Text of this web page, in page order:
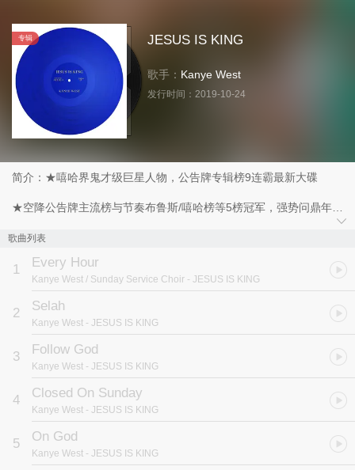
专辑 JESUS IS KING
歌手： Kanye West
发行时间： 2019-10-24
简介：★嘻哈界鬼才级巨星人物，公告牌专辑榜9连霸最新大碟
★空降公告牌主流榜与节奏布鲁斯/嘻哈榜等5榜冠军，强势问鼎年度
力作
人思维的音乐逻辑，创作出众多嘻哈乐界划时代的革命性作品，屡屡
打破音乐框架，将各式各样的不同种类乐风融入到自己的歌曲中，淬
炼出全新的样貌，也缔造了令人讚叹的成绩。等待了2年，Kanye
West交出全新专辑，也再次挑战了新的领域。
本名Kanye Omari West的Kanye，现年42岁，在经历8张专辑的洗礼
后，Kanye West创下连续7张专辑空降公告牌冠军的丰功伟业，同时
他生涯中的3张专辑被选入滚石杂志“史上最佳500大专辑”中，总计他
的生涯卖出超过1亿2000万张专辑和单曲；更令人惊讶的是，Kanye
West拥有高达21座格莱美奖、12座MTV大奖、4座灵魂列车大奖，
时代杂志也分别在2005年和2015年将Kanye West为年度百大影响人
歌曲列表
1 Every Hour
Kanye West / Sunday Service Choir - JESUS IS KING
2 Selah
Kanye West - JESUS IS KING
3 Follow God
Kanye West - JESUS IS KING
4 Closed On Sunday
Kanye West - JESUS IS KING
5 On God
Kanye West - JESUS IS KING